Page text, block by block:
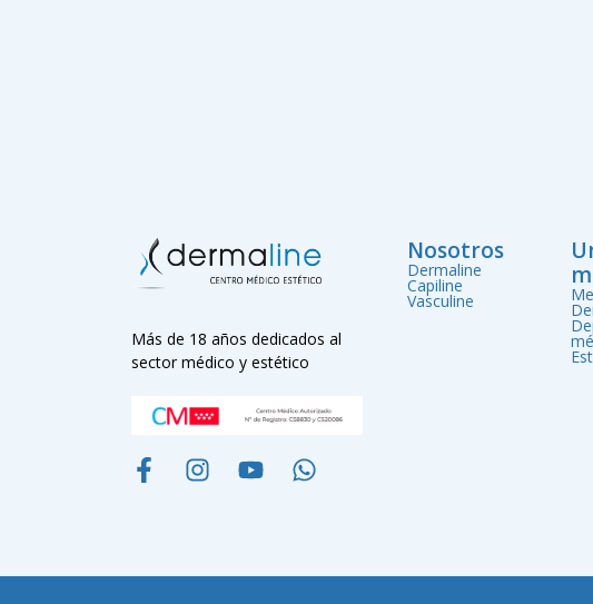
Más de 18 años dedicados al
sector médico y estético
Nosotros
Dermaline
Capiline
Vasculine